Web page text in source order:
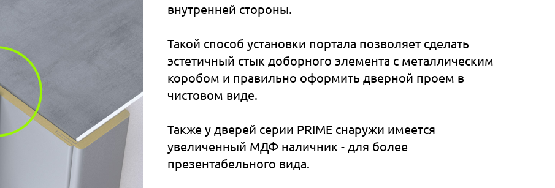
внутренней стороны.
Такой способ установки портала позволяет сделать
эстетичный стык доборного элемента с металлическим
коробом и правильно оформить дверной проем в
чистовом виде.
Также у дверей серии PRIME снаружи имеется
увеличенный МДФ наличник - для более
презентабельного вида.